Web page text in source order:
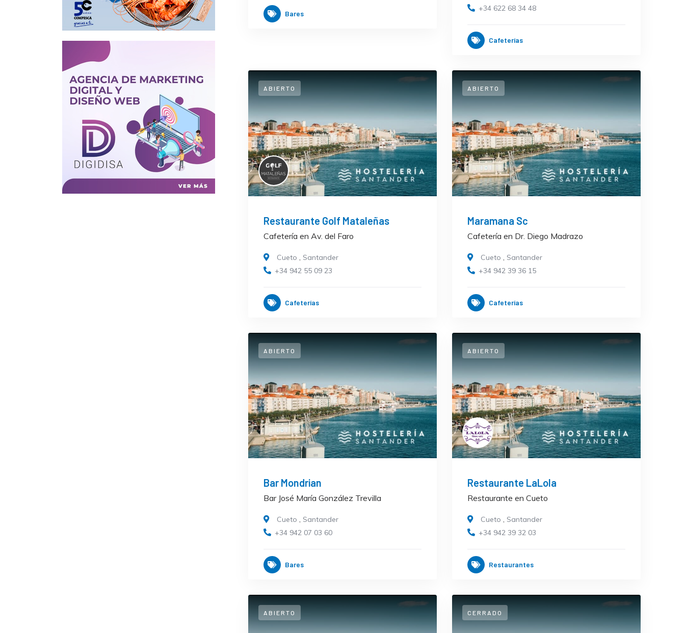
Bares
+34 622 68 34 48
Cafeterías
ABIERTO
Restaurante Golf Mataleñas
Cafetería en Av. del Faro
Cueto , Santander
+34 942 55 09 23
Cafeterías
ABIERTO
Maramana Sc
Cafetería en Dr. Diego Madrazo
Cueto , Santander
+34 942 39 36 15
Cafeterías
ABIERTO
Bar Mondrian
Bar José María González Trevilla
Cueto , Santander
+34 942 07 03 60
Bares
ABIERTO
Restaurante LaLola
Restaurante en Cueto
Cueto , Santander
+34 942 39 32 03
Restaurantes
ABIERTO CERRADO